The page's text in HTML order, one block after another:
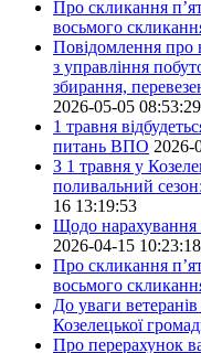
Про скликання
восьмого
Повідомлення про
з управління
збирання,
2026-05-05 08:53:29
1 травня
питань ВПО 2026-
З 1 травня у
поливальний
16 13:19:53
Щодо нарахування
2026-04-15 10:23:18
Про скликання
восьмого
До уваги
Козелецької
Про перерахунок